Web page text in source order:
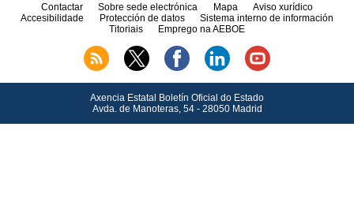
Contactar Sobre sede electrónica Mapa
Aviso xurídico
Accesibilidade
Protección de datos
Sistema interno de información
Titoriais
Emprego na AEBOE
Axencia Estatal Boletín Oficial do Estado
Avda.de Manoteras, 54 - 28050 Madrid